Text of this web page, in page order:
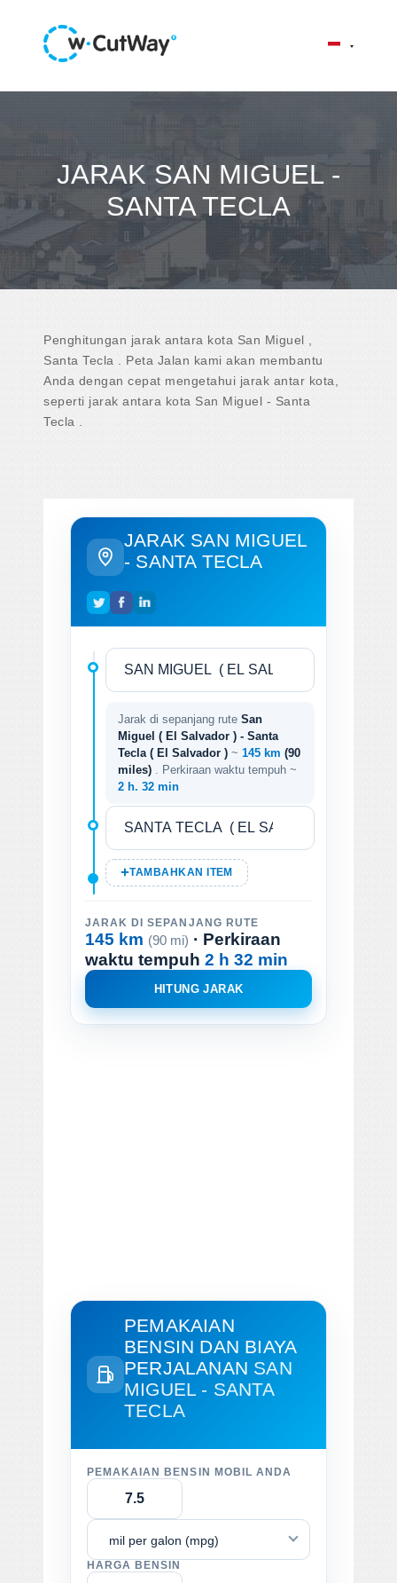
JARAK SAN MIGUEL -
SANTA TECLA
Penghitungan jarak antara kota San Miguel ,
Santa Tecla . Peta Jalan kami akan membantu
Anda dengan cepat mengetahui jarak antar kota,
seperti jarak antara kota San Miguel - Santa
Tecla .
JARAK SAN MIGUEL
- SANTA TECLA
Jarak di sepanjang rute San
Miguel ( El Salvador ) - Santa
Tecla ( El Salvador ) ~ 145 km (90
miles)
. Perkiraan waktu tempuh ~
2 h. 32 min
TAMBAHKAN ITEM
JARAK DI SEPANJANG RUTE
145 km (90 mi) · Perkiraan
waktu tempuh 2 h 32 min
HITUNG JARAK
PEMAKAIAN
BENSIN DAN BIAYA
PERJALANAN SAN
MIGUEL - SANTA
TECLA
PEMAKAIAN BENSIN MOBIL ANDA
mil per galon (mpg)
HARGA BENSIN